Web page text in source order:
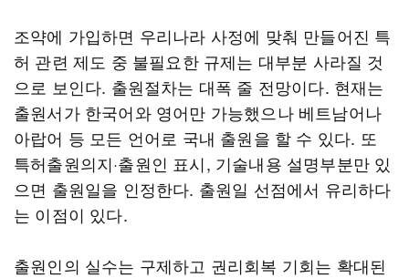
조약에 가입하면 우리나라 사정에 맞춰 만들어진 특
허 관련 제도 중 불필요한 규제는 대부분 사라질 것
으로 보인다. 출원절차는 대폭 줄 전망이다. 현재는
출원서가 한국어와 영어만 가능했으나 베트남어나
아랍어 등 모든 언어로 국내 출원을 할 수 있다. 또
특허출원의지·출원인 표시, 기술내용 설명부분만 있
으면 출원일을 인정한다. 출원일 선점에서 유리하다
는 이점이 있다.
출원인의 실수는 구제하고 권리회복 기회는 확대된